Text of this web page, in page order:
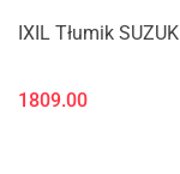
IXIL Tłumik
1809.00